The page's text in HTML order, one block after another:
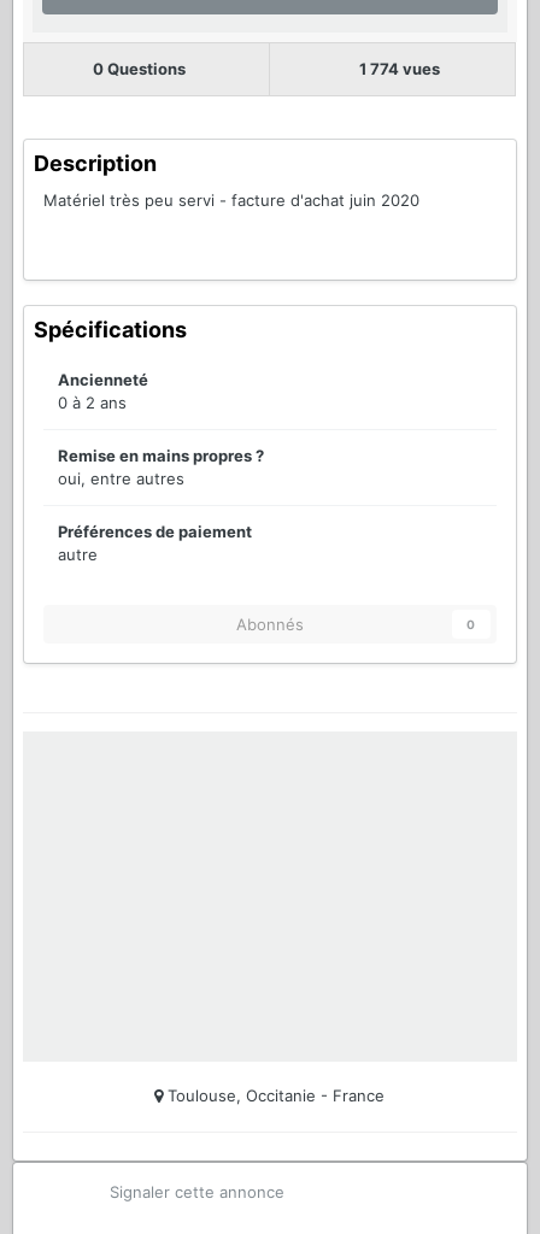
0 Questions 1 774 vues
Description
Matériel très peu servi - facture d'achat juin 2020
Spécifications
Ancienneté
0 à 2 ans
Remise en mains propres ?
oui, entre autres
Préférences de paiement
autre
Abonnés 0
Toulouse, Occitanie - France
Signaler cette annonce